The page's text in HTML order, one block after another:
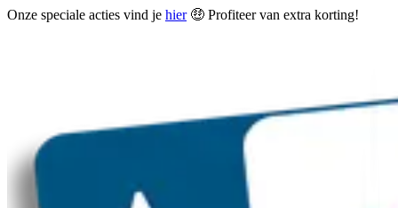
Onze speciale acties vind je hier🤑 Profiteer van extra korting!